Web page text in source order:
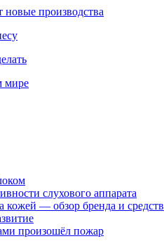
производства
мире
слухового аппарата
кожей — обзор бренда и средств
произошёл пожар